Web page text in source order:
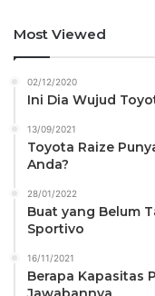
Most Viewed
02/12/2020
Ini Dia Wujud
13/09/2021
Toyota Raize
Anda?
28/01/2022
Buat yang Belum
Sportivo
16/11/2021
Berapa Kapasitas